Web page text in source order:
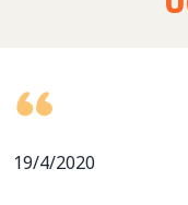
19/4/2020